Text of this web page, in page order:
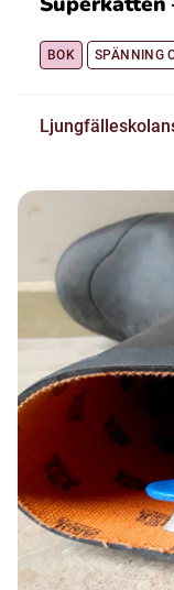
BOK SPÄNNING